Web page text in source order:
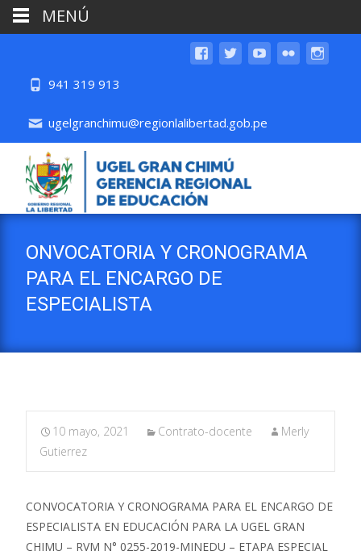
941 319 913
ugelgranchimu@regionlalibertad.gob.pe
ONVOCATORIA Y CRONOGRAMA
PARA EL ENCARGO DE
ESPECIALISTA
10 mayo, 2021 Contrato-docente
Merly
Gutierrez
CONVOCATORIA Y CRONOGRAMA PARA EL ENCARGO DE
ESPECIALISTA EN EDUCACIÓN PARA LA UGEL GRAN
CHIMU – RVM N° 0255-2019-MINEDU – ETAPA ESPECIAL
MENÚ